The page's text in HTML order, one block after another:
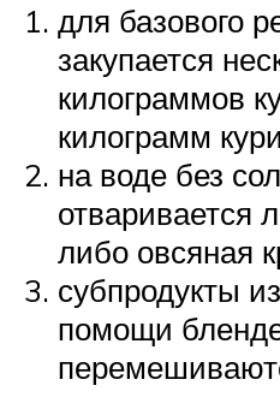
для базового
закупается
килограммов
килограмм
на воде без
отваривается
либо овсяная
субпродукты
помощи